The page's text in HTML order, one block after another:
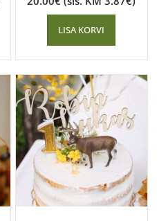
LISA KORVI